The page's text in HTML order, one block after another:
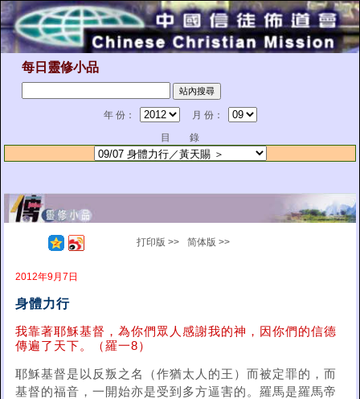
每日靈修小品
年 份：
月 份：
目 錄
打印版 >> 简体版 >>
2012年9月7日
身體力行
我靠著耶穌基督，為你們眾人感謝我的神，因你們的信德
傳遍了天下。（羅一8）
耶穌基督是以反叛之名（作猶太人的王）而被定罪的，而
基督的福音，一開始亦是受到多方逼害的。羅馬是羅馬帝